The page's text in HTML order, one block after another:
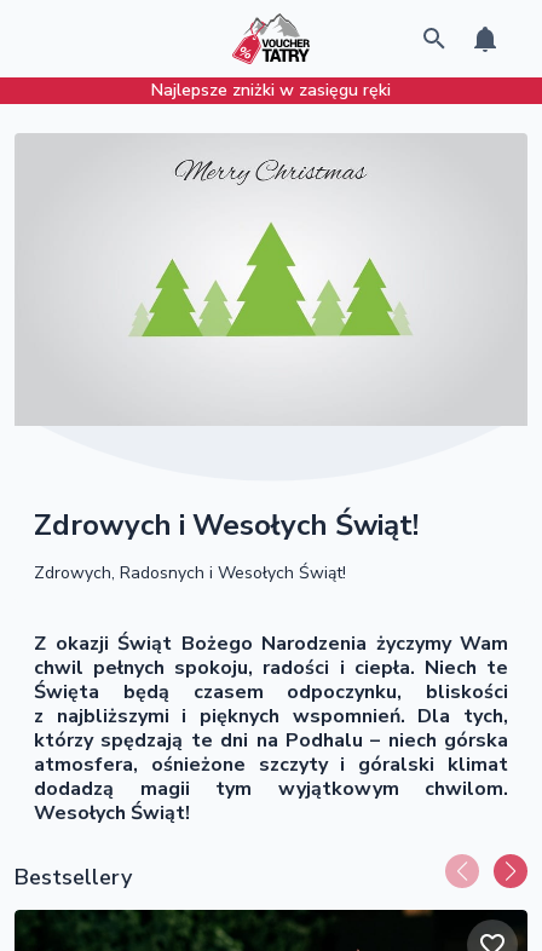
Najlepsze zniżki w zasięgu ręki
Zdrowych i Wesołych Świąt!
Zdrowych, Radosnych i Wesołych Świąt!
Z okazji Świąt Bożego Narodzenia życzymy Wam
chwil pełnych spokoju, radości i ciepła. Niech te
Święta będą czasem odpoczynku, bliskości
z najbliższymi i pięknych wspomnień. Dla tych,
którzy spędzają te dni na Podhalu – niech górska
atmosfera, ośnieżone szczyty i góralski klimat
dodadzą magii tym wyjątkowym chwilom.
Wesołych Świąt!
Bestsellery